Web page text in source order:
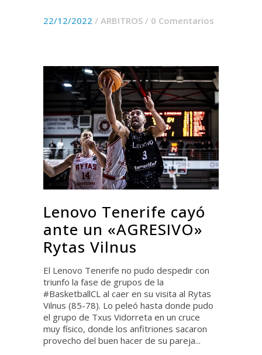
22/12/2022 / ARBITROS / 0 Comentarios
Lenovo Tenerife cayó
ante un «AGRESIVO»
Rytas Vilnus
El Lenovo Tenerife no pudo despedir con
triunfo la fase de grupos de la
#BasketballCL al caer en su visita al Rytas
Vilnus (85-78). Lo peleó hasta donde pudo
el grupo de Txus Vidorreta en un cruce
muy físico, donde los anfitriones sacaron
provecho del buen hacer de su pareja...